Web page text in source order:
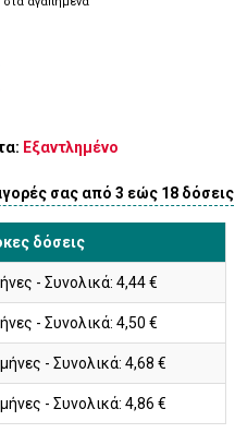
Εξαντλημένο
σας από 3 εώς 18 δόσεις
δόσεις
- Συνολικά: 4,44 €
- Συνολικά: 4,50 €
- Συνολικά: 4,68 €
- Συνολικά: 4,86 €